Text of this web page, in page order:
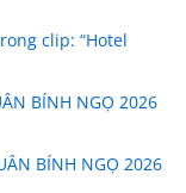
clip: “Hotel
BÍNH NGỌ 2026
BÍNH NGỌ 2026